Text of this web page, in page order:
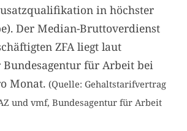
in höchster
Der Median-Bruttoverdienst
ZFA liegt laut
Bundesagentur für Arbeit bei
Monat. (Quelle: Gehaltstarifvertrag
und vmf, Bundesagentur für Arbeit